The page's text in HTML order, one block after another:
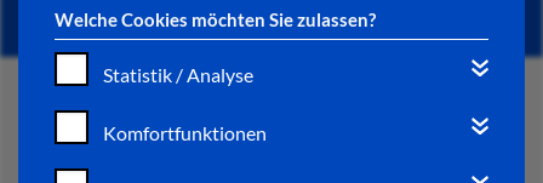
Welche Cookies möchten Sie zulassen?
Statistik / Analyse
Komfortfunktionen
START